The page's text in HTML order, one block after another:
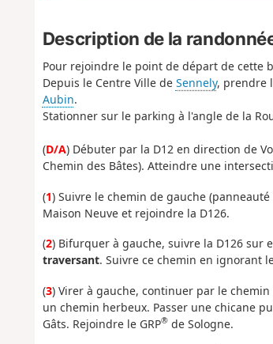
Description de la
Pour rejoindre le point de départ de cette
Depuis le Centre Ville de Sennely, prendre
Aubin.
Stationner sur le parking à l'angle de la
(D/A) Débuter par la D12 en direction de
Chemin des Bâtes). Atteindre une
(1) Suivre le chemin de gauche
Maison Neuve et rejoindre la D126.
(2) Bifurquer à gauche, suivre la D126 sur
traversant. Suivre ce chemin en ignorant
(3) Virer à gauche, continuer par le
un chemin herbeux. Passer une chicane
Gâts. Rejoindre le GRP®de Sologne.